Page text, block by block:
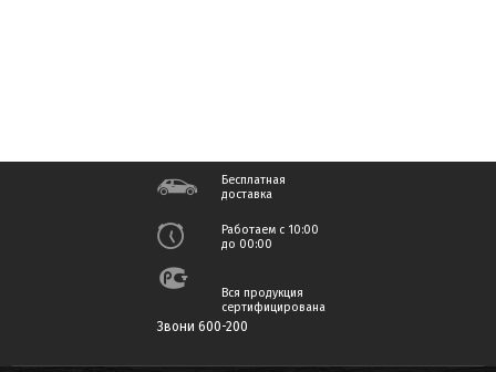
Бесплатная
доставка
Работаем с 10:00
до 00:00
Вся продукция
сертифицирована
Звони 600-200